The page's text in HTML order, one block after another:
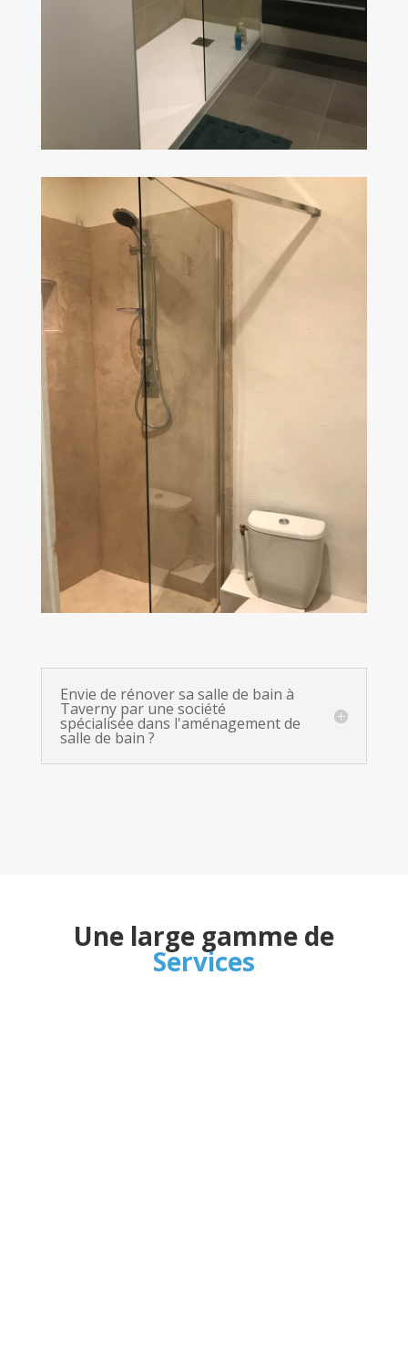
Envie de rénover sa salle de bain à
Taverny par une société
spécialisée dans l'aménagement de
salle de bain ?
Une large gamme de
Services